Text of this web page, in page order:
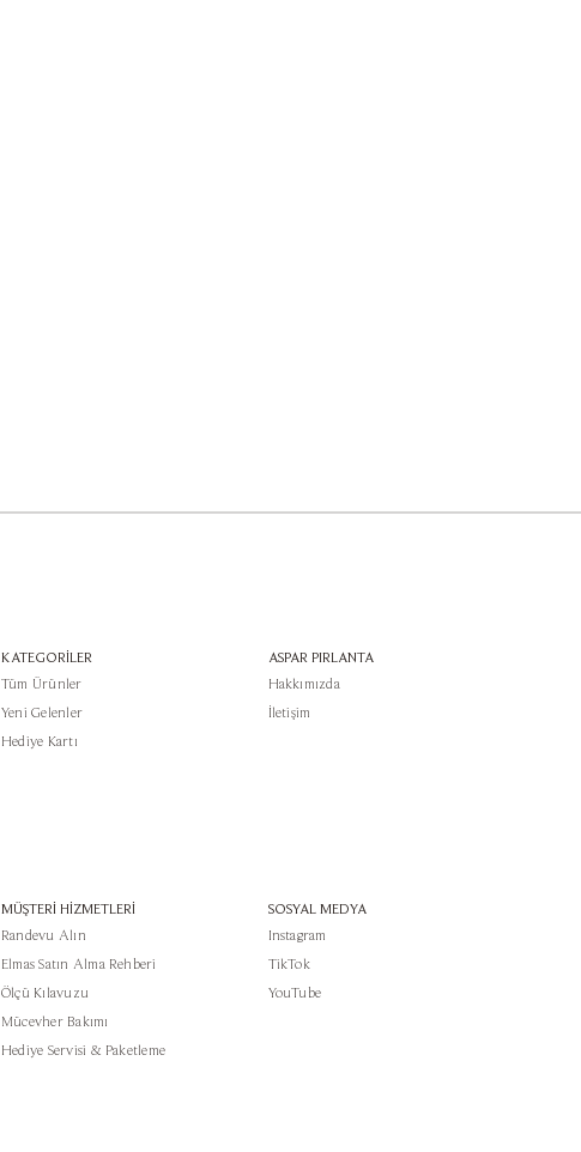
KATEGORİLER
Tüm Ürünler
Yeni Gelenler
Hediye Kartı
ASPAR PIRLANTA
Hakkımızda
İletişim
MÜŞTERİ HİZMETLERİ
Randevu Alın
Elmas Satın Alma Rehberi
Ölçü Kılavuzu
Mücevher Bakımı
Hediye Servisi & Paketleme
SOSYAL MEDYA
Instagram
TikTok
YouTube